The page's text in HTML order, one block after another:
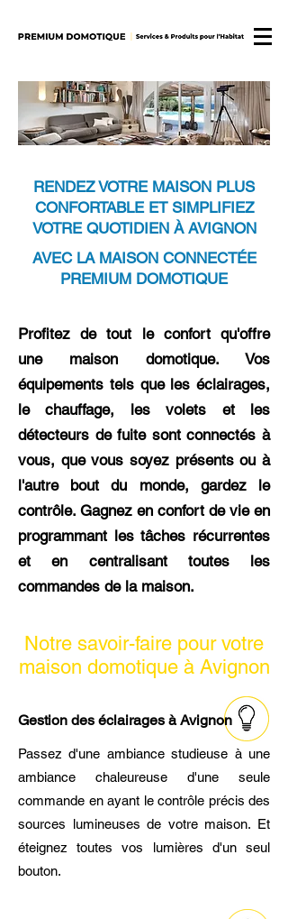
RENDEZ VOTRE MAISON PLUS
CONFORTABLE ET SIMPLIFIEZ
VOTRE QUOTIDIEN À AVIGNON
AVEC LA MAISON CONNECTÉE
PREMIUM DOMOTIQUE
Profitez de tout le confort qu'offre
une maison domotique. Vos
équipements tels que les éclairages,
le chauffage, les volets et les
détecteurs de fuite sont connectés à
vous, que vous soyez présents ou à
l'autre bout du monde, gardez le
contrôle. Gagnez en confort de vie en
programmant les tâches récurrentes
et en centralisant toutes les
commandes de la maison.
Notre savoir-faire pour votre
maison domotique à Avignon
Gestion des éclairages à Avignon
Passez d'une ambiance studieuse à une
ambiance chaleureuse d'une seule
commande en ayant le contrôle précis des
sources lumineuses de votre maison. Et
éteignez toutes vos lumières d'un seul
bouton.